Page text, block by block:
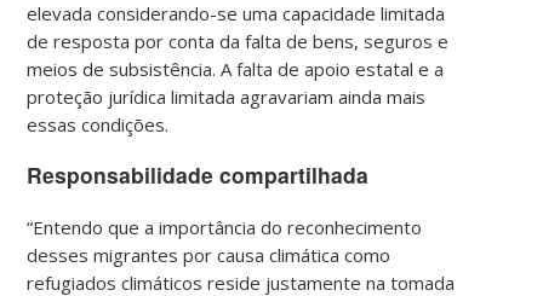
elevada considerando-se uma capacidade limitada
de resposta por conta da falta de bens, seguros e
meios de subsistência. A falta de apoio estatal e a
proteção jurídica limitada agravariam ainda mais
essas condições.
Responsabilidade compartilhada
“Entendo que a importância do reconhecimento
desses migrantes por causa climática como
refugiados climáticos reside justamente na tomada